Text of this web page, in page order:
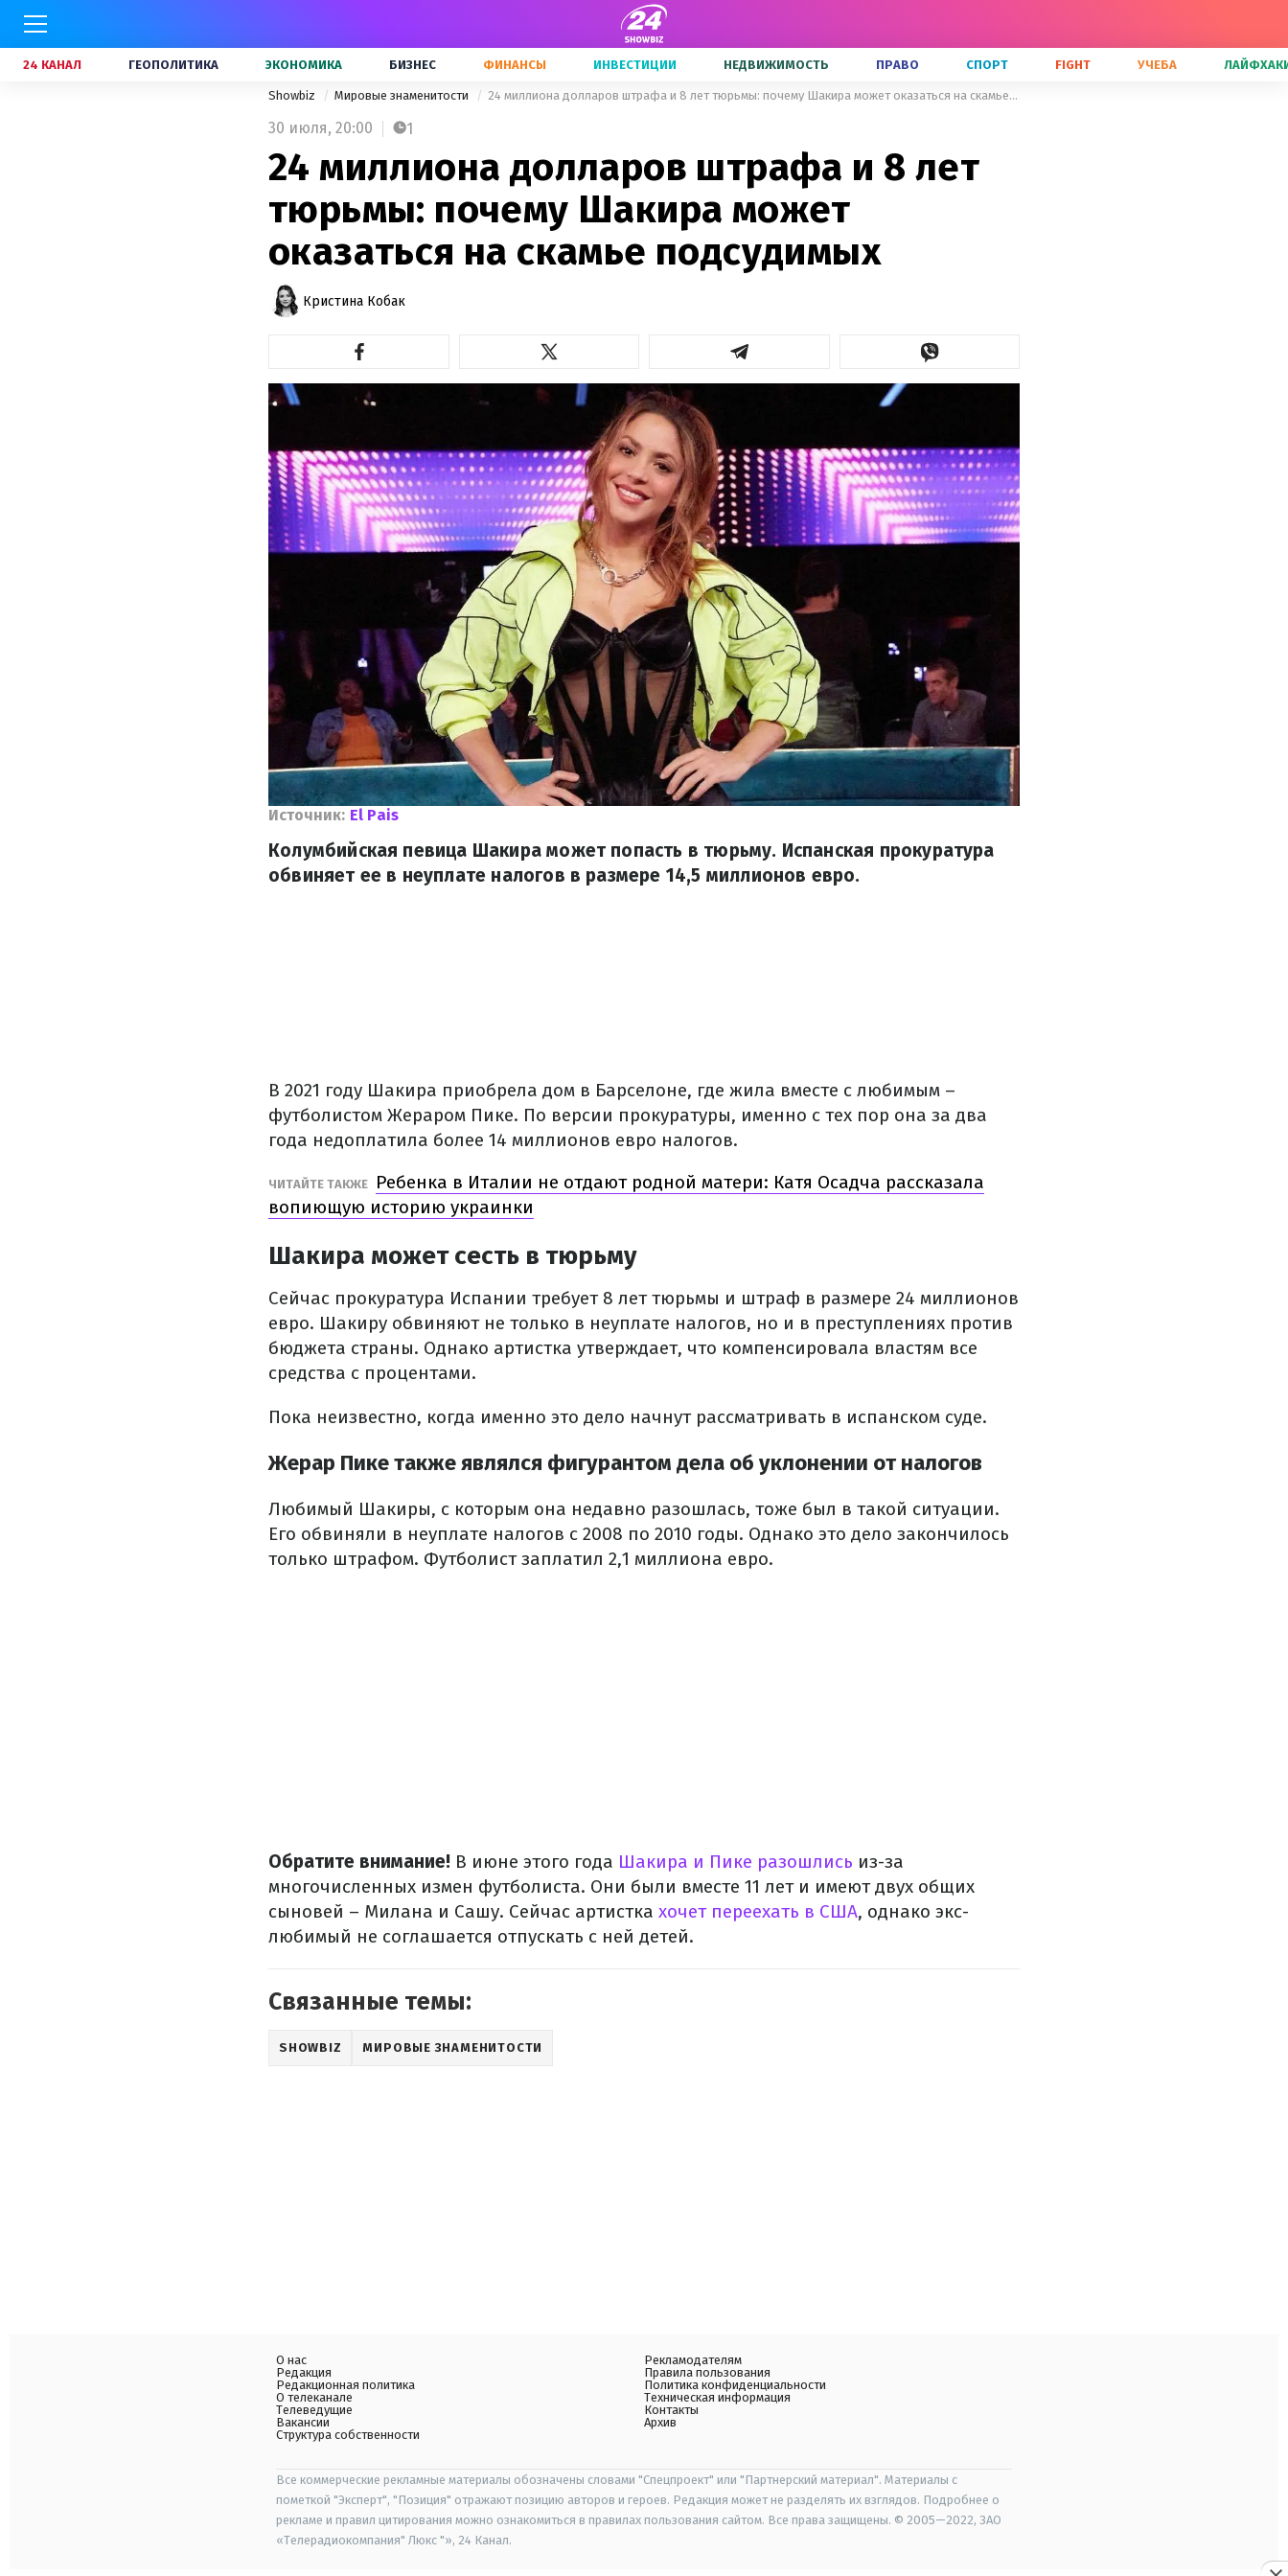
24 КАНАЛ ГЕОПОЛИТИКА ЭКОНОМИКА БИЗНЕС ФИНАНСЫ ИНВЕСТИЦИИ НЕДВИЖИМОСТЬ ПРАВО СПОРТ FIGHT УЧЕБА
Showbiz Мировые знаменитости 24 миллиона долларов штрафа и 8 лет тюрьмы: почему Шакира может оказаться на скамье подсудимых
30 июля, 20:00 1
24 миллиона долларов штрафа и 8 лет
тюрьмы: почему Шакира может
оказаться на скамье подсудимых
Кристина Кобак
Источник: El Pais
Колумбийская певица Шакира может попасть в тюрьму. Испанская прокуратура
обвиняет ее в неуплате налогов в размере 14,5 миллионов евро.
В 2021 году Шакира приобрела дом в Барселоне, где жила вместе с любимым –
футболистом Жераром Пике. По версии прокуратуры, именно с тех пор она за два
года недоплатила более 14 миллионов евро налогов.
ЧИТАЙТЕ ТАКЖЕ
Ребенка в Италии не отдают родной матери: Катя Осадча рассказала
вопиющую историю украинки
Шакира может сесть в тюрьму
Сейчас прокуратура Испании требует 8 лет тюрьмы и штраф в размере 24 миллионов
евро. Шакиру обвиняют не только в неуплате налогов, но и в преступлениях против
бюджета страны. Однако артистка утверждает, что компенсировала властям все
средства с процентами.
Пока неизвестно, когда именно это дело начнут рассматривать в испанском суде.
Жерар Пике также являлся фигурантом дела об уклонении от налогов
Любимый Шакиры, с которым она недавно разошлась, тоже был в такой ситуации.
Его обвиняли в неуплате налогов с 2008 по 2010 годы. Однако это дело закончилось
только штрафом. Футболист заплатил 2,1 миллиона евро.
Обратите внимание! В июне этого года Шакира и Пике разошлись из-за
многочисленных измен футболиста. Они были вместе 11 лет и имеют двух общих
сыновей – Милана и Сашу. Сейчас артистка хочет переехать в США, однако экс-
любимый не соглашается отпускать с ней детей.
Связанные темы:
SHOWBIZ МИРОВЫЕ ЗНАМЕНИТОСТИ
О нас
Редакция
Редакционная политика
О телеканале
Телеведущие
Вакансии
Структура собственности
Рекламодателям
Правила пользования
Политика конфиденциальности
Техническая информация
Контакты
Архив
Все коммерческие рекламные материалы обозначены словами "Спецпроект" или "Партнерский материал". Материалы с
пометкой "Эксперт", "Позиция" отражают позицию авторов и героев. Редакция может не разделять их взглядов. Подробнее о
рекламе и правил цитирования можно ознакомиться в правилах пользования сайтом. Все права защищены. © 2005—2022, ЗАО
«Телерадиокомпания" Люкс "», 24 Канал.